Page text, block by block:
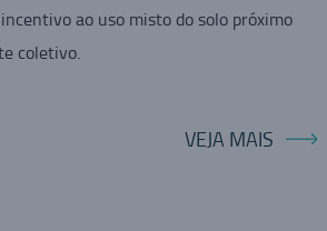
ao uso misto do solo próximo
coletivo.
VEJA MAIS